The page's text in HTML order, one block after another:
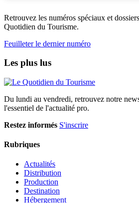
Retrouvez les numéros spéciaux et
Quotidien du Tourisme.
Feuilleter le dernier numéro
Les plus lus
Du lundi au vendredi, retrouvez notre
l'essentiel de l'actualité pro.
Restez informés S'inscrire
Rubriques
Actualités
Distribution
Production
Destination
Hébergement